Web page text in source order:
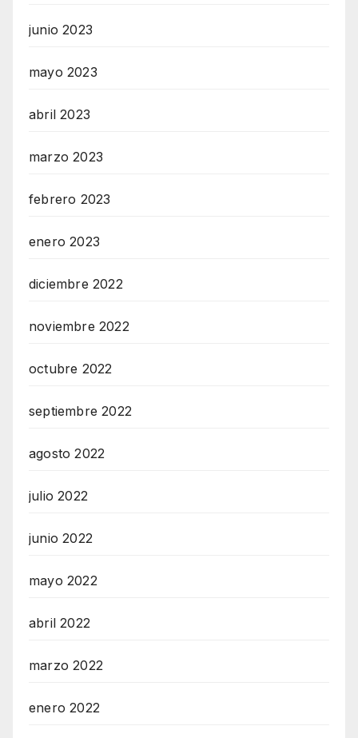
junio 2023
mayo 2023
abril 2023
marzo 2023
febrero 2023
enero 2023
diciembre 2022
noviembre 2022
octubre 2022
septiembre 2022
agosto 2022
julio 2022
junio 2022
mayo 2022
abril 2022
marzo 2022
enero 2022